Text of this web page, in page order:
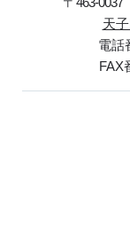
天
電話
FAX